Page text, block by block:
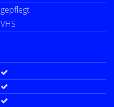
gepflegt
VHS